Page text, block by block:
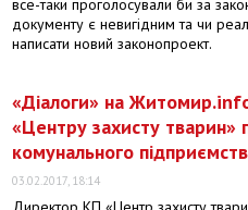
все-таки проголосували би за
документу є невигідним та чи
написати новий законопроект.
«Діалоги» на
«Центру захисту тварин»
комунального
03.02.2017, 18:14